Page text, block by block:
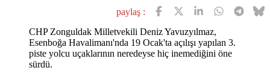
paylaş :
CHP Zonguldak Milletvekili Deniz Yavuzyılmaz,
Esenboğa Havalimanı'nda 19 Ocak'ta açılışı yapılan 3.
piste yolcu uçaklarının neredeyse hiç inemediğini öne
sürdü.